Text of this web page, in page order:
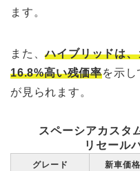
ます。
また、ハイブリッドは
16.8%高い残価率を示
が見られます。
スペーシアカスタ
リセール
グレード 新車価格